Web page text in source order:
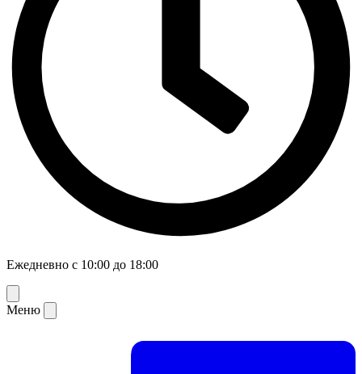
Ежедневно с 10:00 до 18:00
Меню